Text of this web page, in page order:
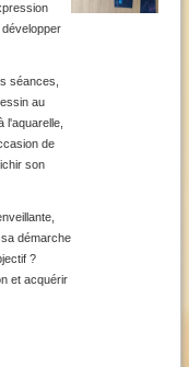
séances,
au
l'aquarelle,
de
son
démarche
?
et acquérir